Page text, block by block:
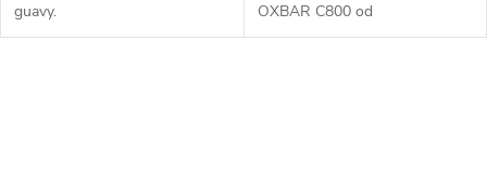
guavy.
OXBAR C800 od
renomovaného výrobce OXVA